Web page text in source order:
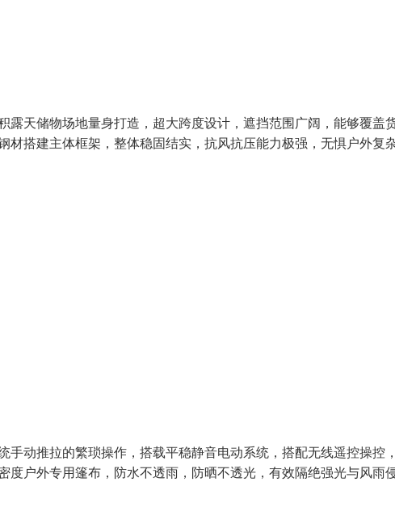
天储物场地量身打造，超大跨度设计，遮挡范围广阔，能够覆盖
搭建主体框架，整体稳固结实，抗风抗压能力极强，无惧户外复
动推拉的繁琐操作，搭载平稳静音电动系统，搭配无线遥控操控
户外专用篷布，防水不透雨，防晒不透光，有效隔绝强光与风雨